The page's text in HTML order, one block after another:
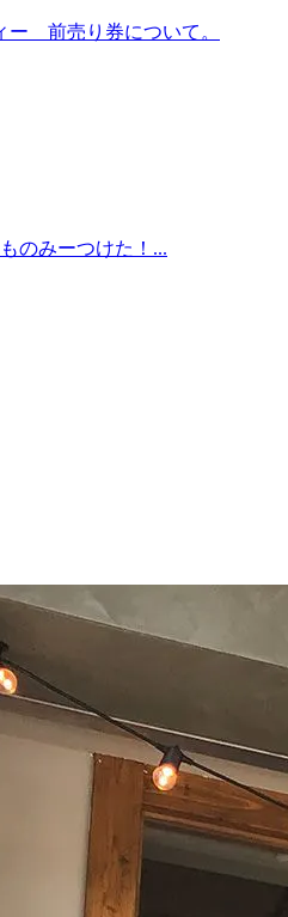
前売り券について。
のみーつけた！...